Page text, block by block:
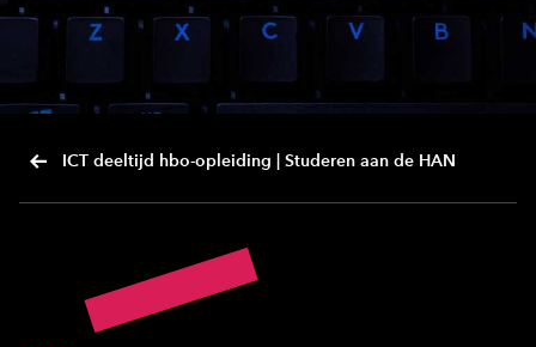
ICT deeltijd hbo-opleiding | Studeren aan de HAN